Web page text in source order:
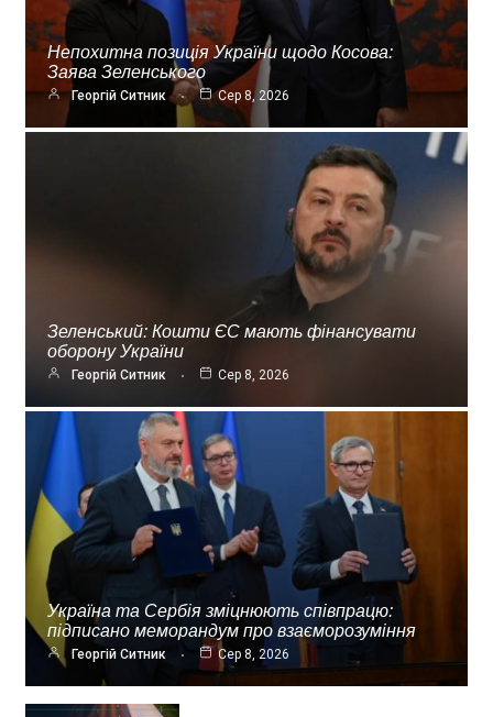
Непохитна позиція України щодо Косова:
Заява Зеленського
Георгій Ситник Сер 8, 2026
Зеленський: Кошти ЄС мають фінансувати
оборону України
Георгій Ситник Сер 8, 2026
Україна та Сербія зміцнюють співпрацю:
підписано меморандум про взаєморозуміння
Георгій Ситник Сер 8, 2026